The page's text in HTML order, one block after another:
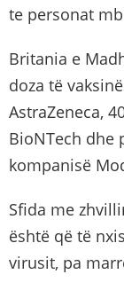
te personat
Britania e
doza të
AstraZeneca,
BioNTech dhe
kompanisë
Sfida me
është që të
virusit, pa